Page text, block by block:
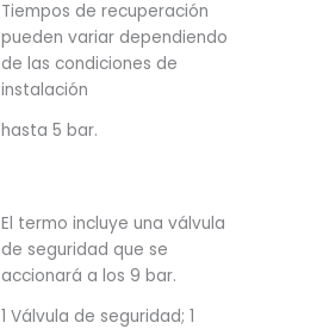
Tiempos de recuperación
pueden variar dependiendo
de las condiciones de
instalación
hasta 5 bar.
El termo incluye una válvula
de seguridad que se
accionará a los 9 bar.
1 Válvula de seguridad; 1